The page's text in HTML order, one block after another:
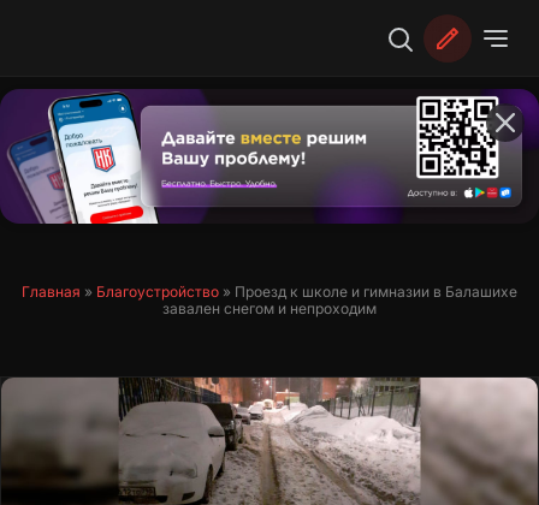
Главная » Благоустройство » Проезд к школе и гимназии в Балашихе
завален снегом и непроходим